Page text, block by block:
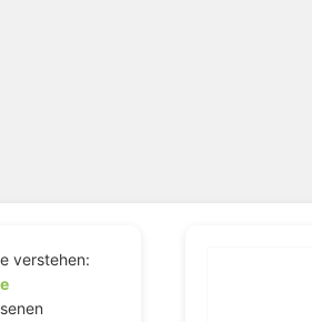
verstehen: